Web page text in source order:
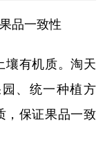
品一致性
壤有机质。淘天
、统一种植方
，保证果品一致